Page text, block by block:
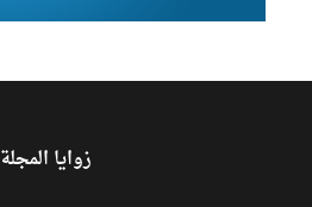
زوايا المجلة